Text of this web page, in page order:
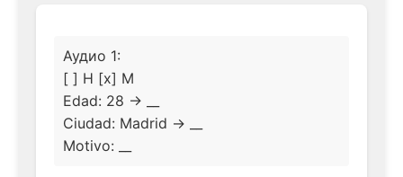
Аудио 1:
[ ] H [x] M
Edad: 28 → __
Ciudad: Madrid → __
Motivo: __